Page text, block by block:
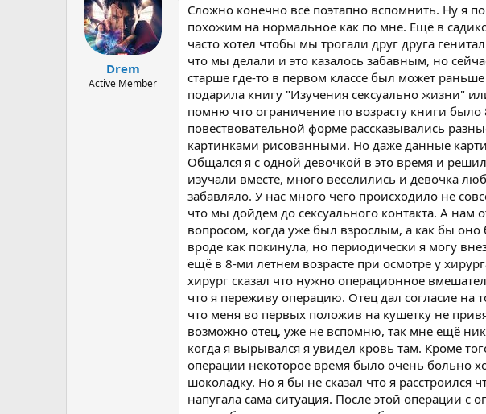
Drem
Active Member
Сложно конечно всё поэтапно вспомнить. Ну я
похожим на нормальное как по мне. Ещё в
часто хотел чтобы мы трогали друг друга
что мы делали и это казалось забавным, но
старше где-то в первом классе был может
подарила книгу "Изучения сексуально жизни"
помню что ограничение по возрасту книги было
повествовательной форме рассказывались
картинками рисованными. Но даже данные
Общался я с одной девочкой в это время и
изучали вместе, много веселились и девочка
забавляло. У нас много чего происходило не
что мы дойдем до сексуального контакта. А нам
вопросом, когда уже был взрослым, а как бы
вроде как покинула, но периодически я могу
ещё в 8-ми летнем возрасте при осмотре у
хирург сказал что нужно операционное
что я переживу операцию. Отец дал согласие
что меня во первых положив на кушетку не
возможно отец, уже не вспомню, так мне ещё
когда я вырывался я увидел кровь там. Кроме
операции некоторое время было очень больно
шоколадку. Но я бы не сказал что я
напугала сама ситуация. После этой операции